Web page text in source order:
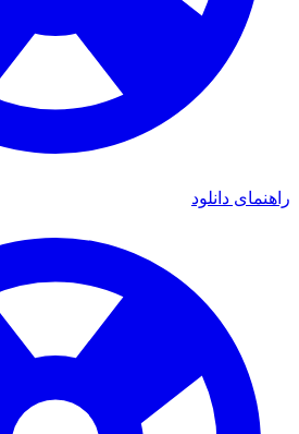
راهنمای دانلود